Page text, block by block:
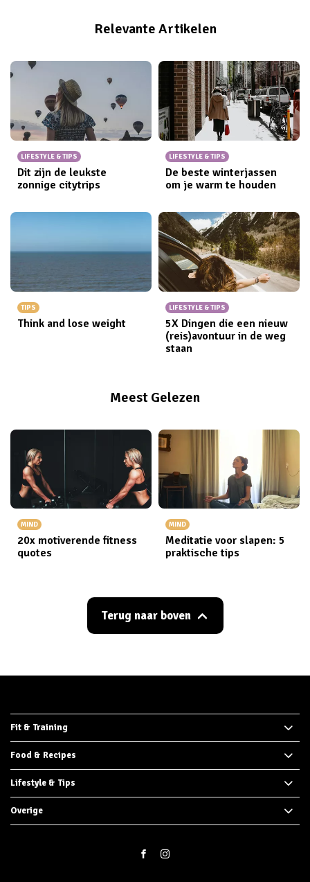
natuurlijk allang.Relevante Artikelen
LIFESTYLE & TIPS
Dit zijn de leukste
zonnige citytrips
LIFESTYLE & TIPS
De beste winterjassen
om je warm te houden
TIPS
Think and lose weight
LIFESTYLE & TIPS
5X Dingen die een nieuw
(reis)avontuur in de weg
staan
Meest Gelezen
MIND
20x motiverende fitness
quotes
MIND
Meditatie voor slapen: 5
praktische tips
Terug naar boven
Fit & Training
Food & Recipes
Lifestyle & Tips
Overige